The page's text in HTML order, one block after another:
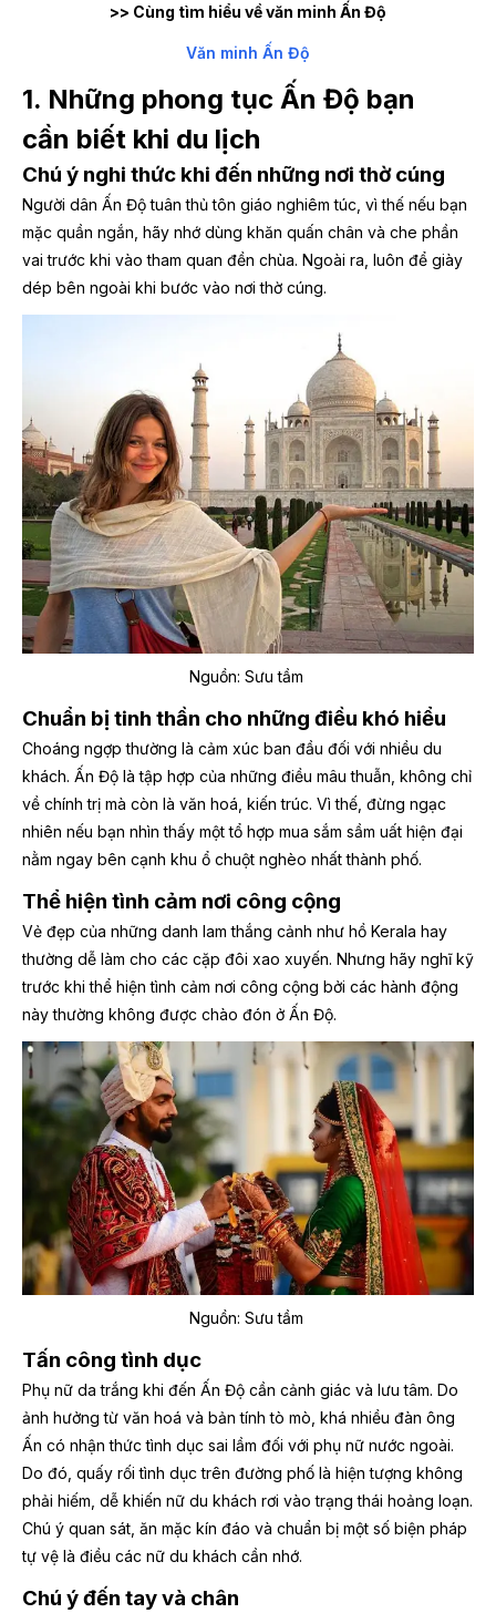
>> Cùng tìm hiểu về văn minh Ấn Độ
Văn minh Ấn Độ
1. Những phong tục Ấn Độ bạn
cần biết khi du lịch
Chú ý nghi thức khi đến những nơi thờ cúng
Người dân Ấn Độ tuân thủ tôn giáo nghiêm túc, vì thế nếu bạn
mặc quần ngắn, hãy nhớ dùng khăn quấn chân và che phần
vai trước khi vào tham quan đền chùa. Ngoài ra, luôn để giày
dép bên ngoài khi bước vào nơi thờ cúng.
Nguồn: Sưu tầm
Chuẩn bị tinh thần cho những điều khó hiểu
Choáng ngợp thường là cảm xúc ban đầu đối với nhiều du
khách. Ấn Độ là tập hợp của những điều mâu thuẫn, không chỉ
về chính trị mà còn là văn hoá, kiến trúc. Vì thế, đừng ngạc
nhiên nếu bạn nhìn thấy một tổ hợp mua sắm sầm uất hiện đại
nằm ngay bên cạnh khu ổ chuột nghèo nhất thành phố.
Thể hiện tình cảm nơi công cộng
Vẻ đẹp của những danh lam thắng cảnh như hồ Kerala hay
thường dễ làm cho các cặp đôi xao xuyến. Nhưng hãy nghĩ kỹ
trước khi thể hiện tình cảm nơi công cộng bởi các hành động
này thường không được chào đón ở Ấn Độ.
Nguồn: Sưu tầm
Tấn công tình dục
Phụ nữ da trắng khi đến Ấn Độ cần cảnh giác và lưu tâm. Do
ảnh hưởng từ văn hoá và bản tính tò mò, khá nhiều đàn ông
Ấn có nhận thức tình dục sai lầm đối với phụ nữ nước ngoài.
Do đó, quấy rối tình dục trên đường phố là hiện tượng không
phải hiếm, dễ khiến nữ du khách rơi vào trạng thái hoảng loạn.
Chú ý quan sát, ăn mặc kín đáo và chuẩn bị một số biện pháp
tự vệ là điều các nữ du khách cần nhớ.
Chú ý đến tay và chân